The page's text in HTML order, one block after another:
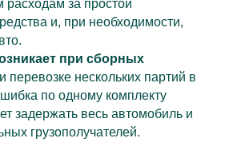
расходам за простой
и, при необходимости,
при сборных
перевозке нескольких партий в
по одному комплекту
задержать весь автомобиль и
грузополучателей.